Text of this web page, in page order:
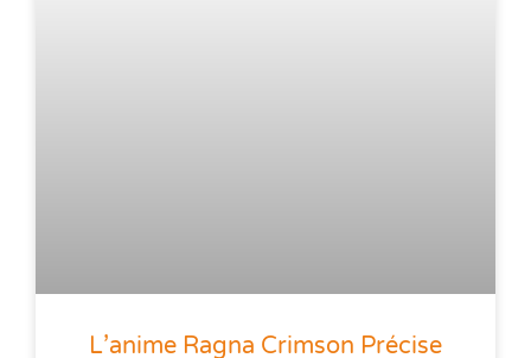
L’anime Ragna Crimson Précise